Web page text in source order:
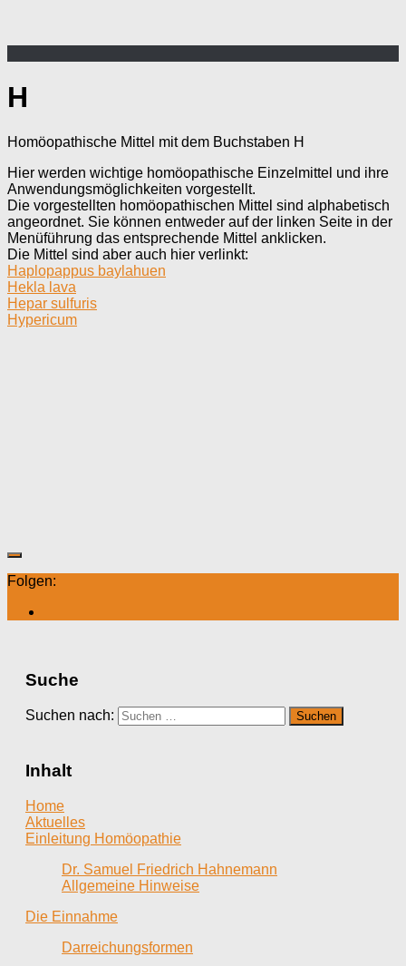
H
Homöopathische Mittel mit dem Buchstaben H
Hier werden wichtige homöopathische Einzelmittel und ihre
Anwendungsmöglichkeiten vorgestellt.
Die vorgestellten homöopathischen Mittel sind alphabetisch
angeordnet. Sie können entweder auf der linken Seite in der
Menüführung das entsprechende Mittel anklicken.
Die Mittel sind aber auch hier verlinkt:
Haplopappus baylahuen
Hekla lava
Hepar sulfuris
Hypericum
Folgen:
Suche
Suchen nach:
Inhalt
Home
Aktuelles
Einleitung Homöopathie
Dr. Samuel Friedrich Hahnemann
Allgemeine Hinweise
Die Einnahme
Darreichungsformen